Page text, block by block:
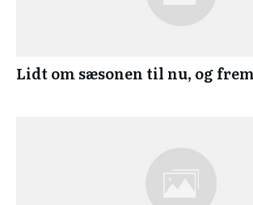
Lidt om sæsonen til nu, og